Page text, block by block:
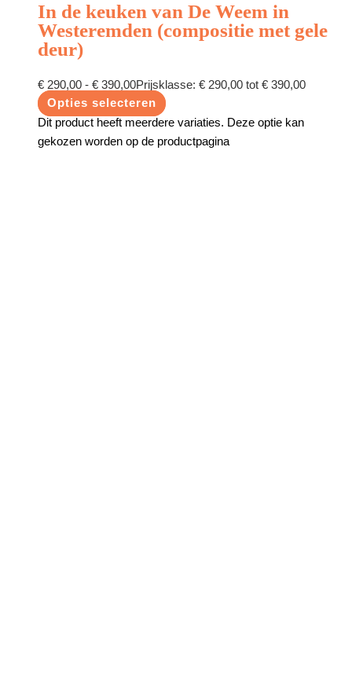
In de keuken van De Weem in
Westeremden (compositie met gele
deur)
€ 290,00 - € 390,00Prijsklasse: € 290,00 tot € 390,00
Opties selecteren
Dit product heeft meerdere variaties. Deze optie kan
gekozen worden op de productpagina